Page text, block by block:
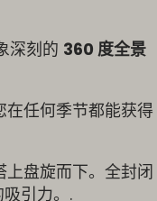
深刻的 360 度全景
任何季节都能获得
上盘旋而下。全封闭
引力。.